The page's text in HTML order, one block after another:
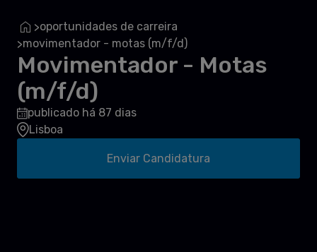
>oportunidades de carreira
>movimentador - motas (m/f/d)
Movimentador - Motas
(m/f/d)
publicado há 87 dias
Lisboa
Enviar Candidatura